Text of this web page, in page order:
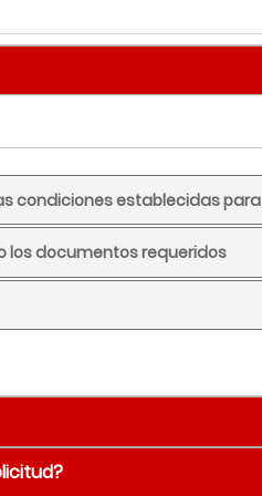
condiciones establecidas
los documentos requeridos